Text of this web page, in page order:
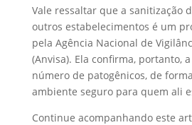
Vale ressaltar que a sanitização
outros estabelecimentos é um
pela Agência Nacional de
(Anvisa). Ela confirma, portanto,
número de patogênicos, de
ambiente seguro para quem ali
Continue acompanhando este